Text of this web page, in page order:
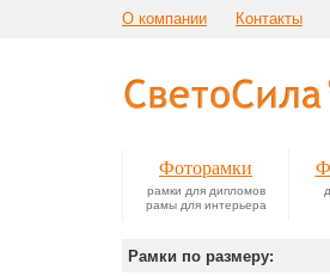
О компании Контакты
Фоторамки
рамки для дипломов
рамы для интерьера
Рамки по размеру: